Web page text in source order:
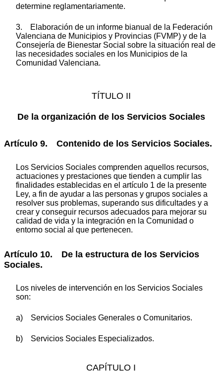
determine reglamentariamente.
3. Elaboración de un informe bianual de la Federación
Valenciana de Municipios y Provincias (FVMP) y de la
Consejería de Bienestar Social sobre la situación real de
las necesidades sociales en los Municipios de la
Comunidad Valenciana.
TÍTULO II
De la organización de los Servicios Sociales
Artículo 9. Contenido de los Servicios Sociales.
Los Servicios Sociales comprenden aquellos recursos,
actuaciones y prestaciones que tienden a cumplir las
finalidades establecidas en el artículo 1 de la presente
Ley, a fin de ayudar a las personas y grupos sociales a
resolver sus problemas, superando sus dificultades y a
crear y conseguir recursos adecuados para mejorar su
calidad de vida y la integración en la Comunidad o
entorno social al que pertenecen.
Artículo 10. De la estructura de los Servicios
Sociales.
Los niveles de intervención en los Servicios Sociales
son:
a) Servicios Sociales Generales o Comunitarios.
b) Servicios Sociales Especializados.
CAPÍTULO I